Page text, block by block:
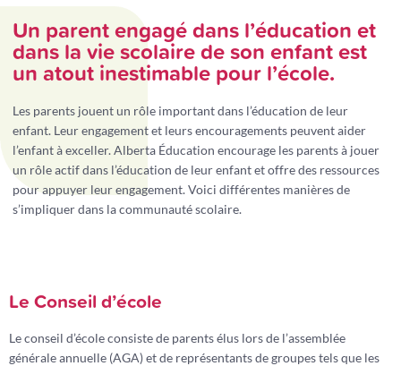
Un parent engagé dans l’éducation et
dans la vie scolaire de son enfant est
un atout inestimable pour l’école.
Les parents jouent un rôle important dans l’éducation de leur
enfant. Leur engagement et leurs encouragements peuvent aider
l’enfant à exceller. Alberta Éducation encourage les parents à jouer
un rôle actif dans l’éducation de leur enfant et offre des ressources
pour appuyer leur engagement. Voici différentes manières de
s’impliquer dans la communauté scolaire.
Le Conseil d’école
Le conseil d’école consiste de parents élus lors de l’assemblée
générale annuelle (AGA) et de représentants de groupes tels que les